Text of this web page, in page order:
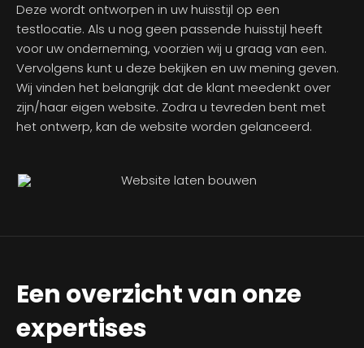
Deze wordt ontworpen in uw huisstijl op een
testlocatie. Als u nog geen passende huisstijl heeft
voor uw onderneming, voorzien wij u graag van een.
Vervolgens kunt u deze bekijken en uw mening geven.
Wij vinden het belangrijk dat de klant meedenkt over
zijn/haar eigen website. Zodra u tevreden bent met
het ontwerp, kan de website worden gelanceerd.
Een overzicht van onze
expertises